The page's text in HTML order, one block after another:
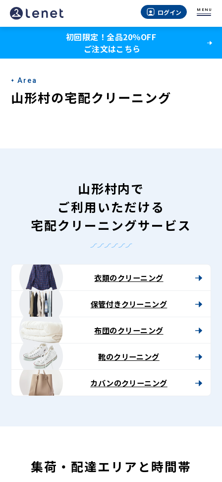
山
形
の
宅
配
ト〉
ログイン MENU
初回限定！全品20％OFF
ご注文はこちら
Area
山形村の宅配クリーニング
山形村内で
ご利用いただける
宅配クリーニングサービス
衣類のクリーニング
保管付きクリーニング
布団のクリーニング
靴のクリーニング
カバンのクリーニング
集荷・配達エリアと時間帯